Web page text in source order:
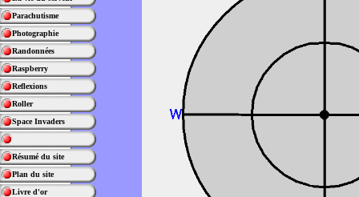
Parachutisme
Photographie
Randonnées
Raspberry
Reflexions
Roller
Space Invaders
Résumé du site
Plan du site
Livre d'or